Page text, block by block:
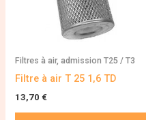
Filtres à air, admission T25 / T3
Filtre à air T 25 1,6 TD
13,70 €